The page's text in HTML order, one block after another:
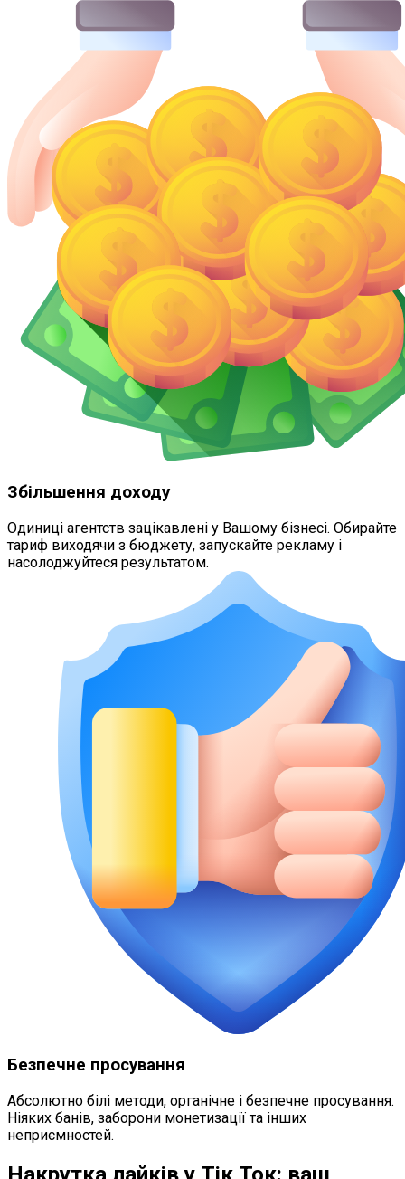
Збільшення доходу
Одиниці агентств зацікавлені у Вашому бізнесі. Обирайте
тариф виходячи з бюджету, запускайте рекламу і
насолоджуйтеся результатом.
Безпечне просування
Абсолютно білі методи, органічне і безпечне просування.
Ніяких банів, заборони монетизації та інших
неприємностей.